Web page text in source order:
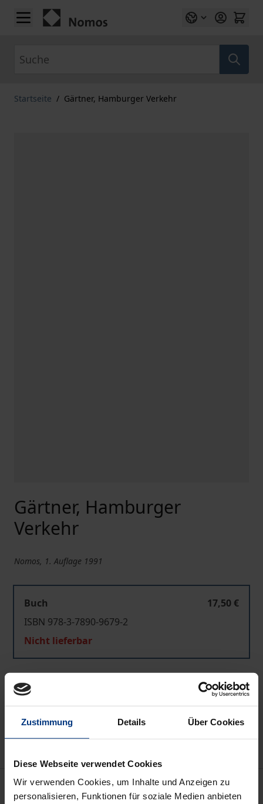
Zustimmung Details Über Cookies
Diese Webseite verwendet Cookies
Wir verwenden Cookies, um Inhalte und Anzeigen zu
personalisieren, Funktionen für soziale Medien anbieten
Zum Inhalt springen
Startseite / Gärtner, Hamburger Verkehr
Gärtner, Hamburger
Verkehr
Nomos, 1. Auflage 1991
Buch
17,50 €
ISBN 978-3-7890-9679-2
Nicht lieferbar
Zur Wunschliste hinzufügen
Hinweise zu Versandkosten
Bibliografische Angaben